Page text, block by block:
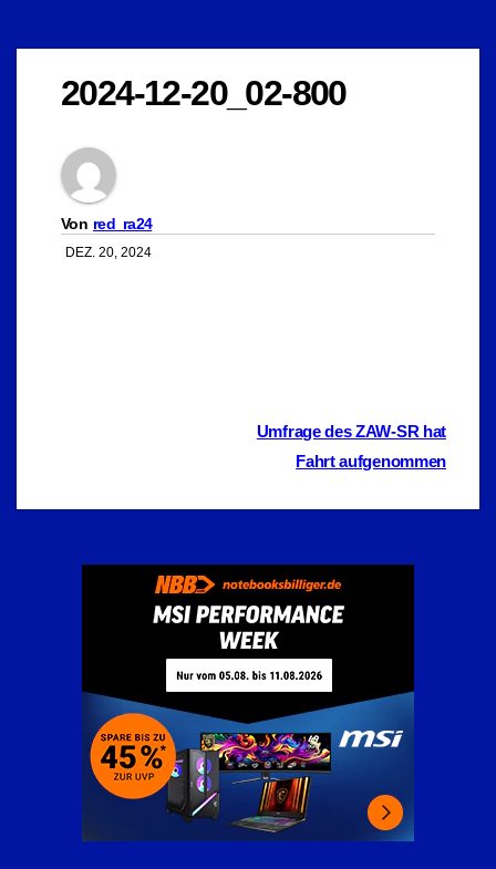
2024-12-20_02-800
Von red_ra24
DEZ. 20, 2024
BeitragsnavigationUmfrage des ZAW-SR hat
Fahrt aufgenommen